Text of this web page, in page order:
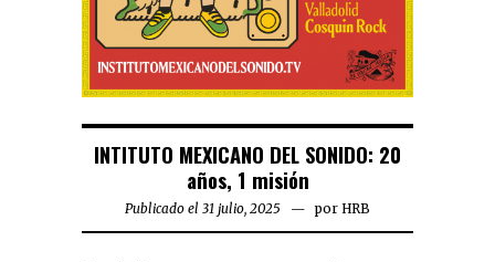
INTITUTO MEXICANO DEL SONIDO: 20
años, 1 misión
Publicado el 31 julio, 2025 por HRB